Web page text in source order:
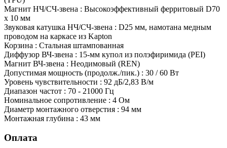
Магнит НЧ/СЧ-звена : Высокоэффективный ферритовый D70
х 10 мм
Звуковая катушка НЧ/СЧ-звена : D25 мм, намотана медным
проводом на каркасе из Kapton
Корзина : Стальная штампованная
Диффузор ВЧ-звена : 15-мм купол из полэфиримида (PEI)
Магнит ВЧ-звена : Неодимовый (REN)
Допустимая мощность (продолж./пик.) : 30 / 60 Вт
Уровень чувствительности : 92 дБ/2,83 В/м
Диапазон частот : 70 - 21000 Гц
Номинальное сопротивление : 4 Ом
Диаметр монтажного отверстия : 94 мм
Монтажная глубина : 43 мм
Оплата